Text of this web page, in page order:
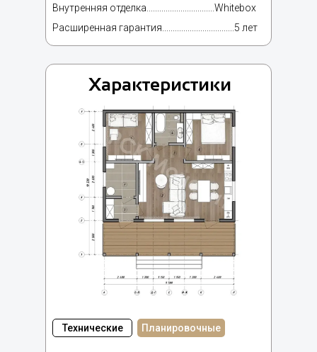
Внутренняя отделка................................Whitebox
Расширенная гарантия..................................5 лет
Характеристики
Технические Планировочные